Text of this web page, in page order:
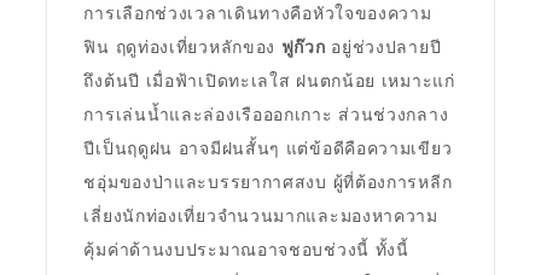
การเลือกช่วงเวลาเดินทางคือหัวใจของความ
ฟิน ฤดูท่องเที่ยวหลักของ ฟูก๊วก อยู่ช่วงปลายปี
ถึงต้นปี เมื่อฟ้าเปิดทะเลใส ฝนตกน้อย เหมาะแก่
การเล่นน้ำและล่องเรือออกเกาะ ส่วนช่วงกลาง
ปีเป็นฤดูฝน อาจมีฝนสั้นๆ แต่ข้อดีคือความเขียว
ชอุ่มของป่าและบรรยากาศสงบ ผู้ที่ต้องการหลีก
เลี่ยงนักท่องเที่ยวจำนวนมากและมองหาความ
คุ้มค่าด้านงบประมาณอาจชอบช่วงนี้ ทั้งนี้